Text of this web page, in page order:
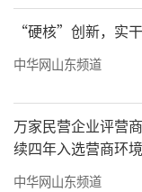
发展高地的系
作展区通过元
成果惠民等动
余年的合作
慧”到“多边方
家间的海洋合
“硬核”创新，实
中华网山东频道
万家民营企业评营
续四年入选营商环
中华网山东频道